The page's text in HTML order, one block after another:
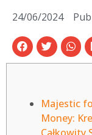
24/06/2024
Majestic
Money: